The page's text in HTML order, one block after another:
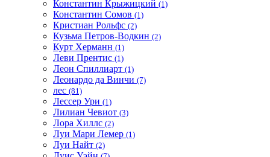
Константин Крыжицкий (1)
Константин Сомов (1)
Кристиан Рольфс (2)
Кузьма Петров-Водкин (2)
Курт Херманн (1)
Леви Прентис (1)
Леон Спиллиарт (1)
Леонардо да Винчи (7)
лес (81)
Лессер Ури (1)
Лилиан Чевиот (3)
Лора Хиллс (2)
Луи Мари Лемер (1)
Луи Найт (2)